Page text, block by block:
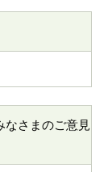
なさまのご意見